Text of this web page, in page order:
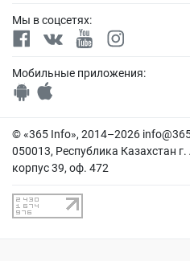
Мы в соцсетях:
Мобильные приложения:
© «365 Info», 2014–2026
050013, Республика Казахстан
корпус 39, оф. 472